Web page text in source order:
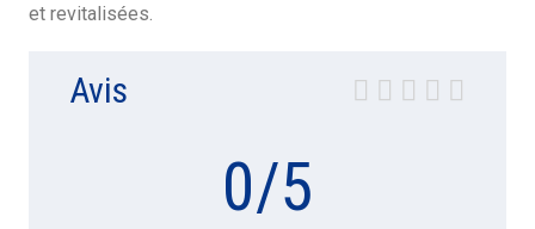
et revitalisées.
Avis
0/5